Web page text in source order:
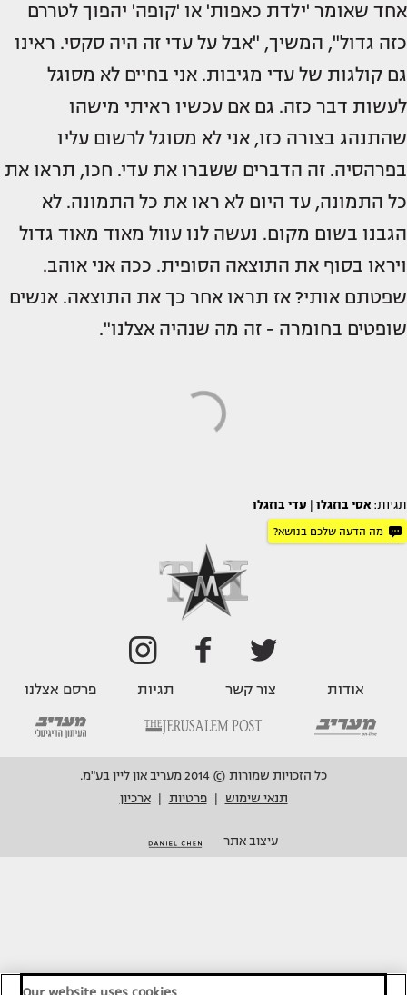
אחד שאומר 'ילדת כאפות' או 'קופה' יהפוך לטררם
כזה גדול", המשיך, "אבל על עדי זה היה סקסי. ראינו
גם קולגות של עדי מגיבות. אני בחיים לא מסוגל
לעשות דבר כזה. גם אם עכשיו ראיתי מישהו
שהתנהג בצורה כזו, אני לא מסוגל לרשום עליו
בפרהסיה. זה הדברים ששברו את עדי. חכו, תראו את
כל התמונה, עד היום לא ראו את כל התמונה. לא
הגבנו בשום מקום. נעשה לנו עוול מאוד מאוד גדול
ויראו בסוף את התוצאה הסופית. ככה אני אוהב.
שפטתם אותי? אז תראו אחר כך את התוצאה. אנשים
שופטים בחומרה - זה מה שנהיה אצלנו".
תגיות: אסי בוזגלו עדי בוזגלו
מה הדעה שלכם בנושא?
אודות צור קשר תגיות פרסם אצלנו
כל הזכויות שמורות © 2014 מעריב און ליין בע"מ.
תנאי שימוש
פרטיות ארכיון
עיצוב אתר